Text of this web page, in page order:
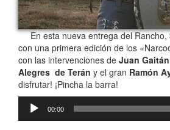
En esta nueva entrega del Rancho,
con una primera edición de los
con las intervenciones de Juan Gaitán
Alegres de Terán y el gran Ramón
disfrutar! ¡Pincha la barra!
Reproductor
00:00